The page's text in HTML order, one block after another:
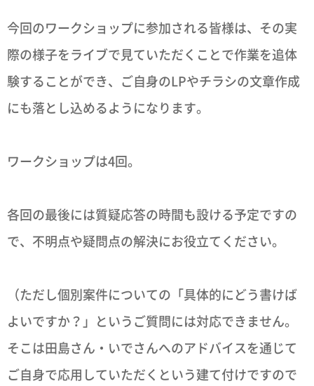
今回のワークショップに参加される皆様は、その実
際の様子をライブで見ていただくことで作業を追体
験することができ、ご自身のLPやチラシの文章作成
にも落とし込めるようになります。
ワークショップは4回。
各回の最後には質疑応答の時間も設ける予定ですの
で、不明点や疑問点の解決にお役立てください。
（ただし個別案件についての「具体的にどう書けば
よいですか？」というご質問には対応できません。
そこは田島さん・いでさんへのアドバイスを通じて
ご自身で応用していただくという建て付けですので